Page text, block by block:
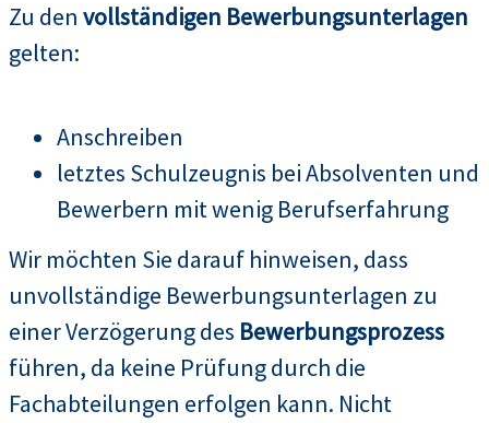
Zu den vollständigen Bewerbungsunterlagen
gelten:
Anschreiben
letztes Schulzeugnis bei Absolventen und
Bewerbern mit wenig Berufserfahrung
Wir möchten Sie darauf hinweisen, dass
unvollständige Bewerbungsunterlagen zu
einer Verzögerung des Bewerbungsprozess
führen, da keine Prüfung durch die
Fachabteilungen erfolgen kann. Nicht